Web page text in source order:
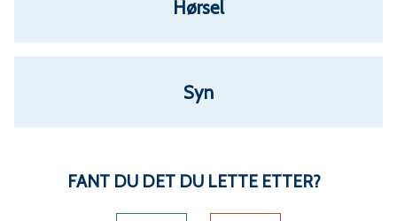
u
n
Hørsel
Syn
FANT DU DET DU LETTE ETTER?